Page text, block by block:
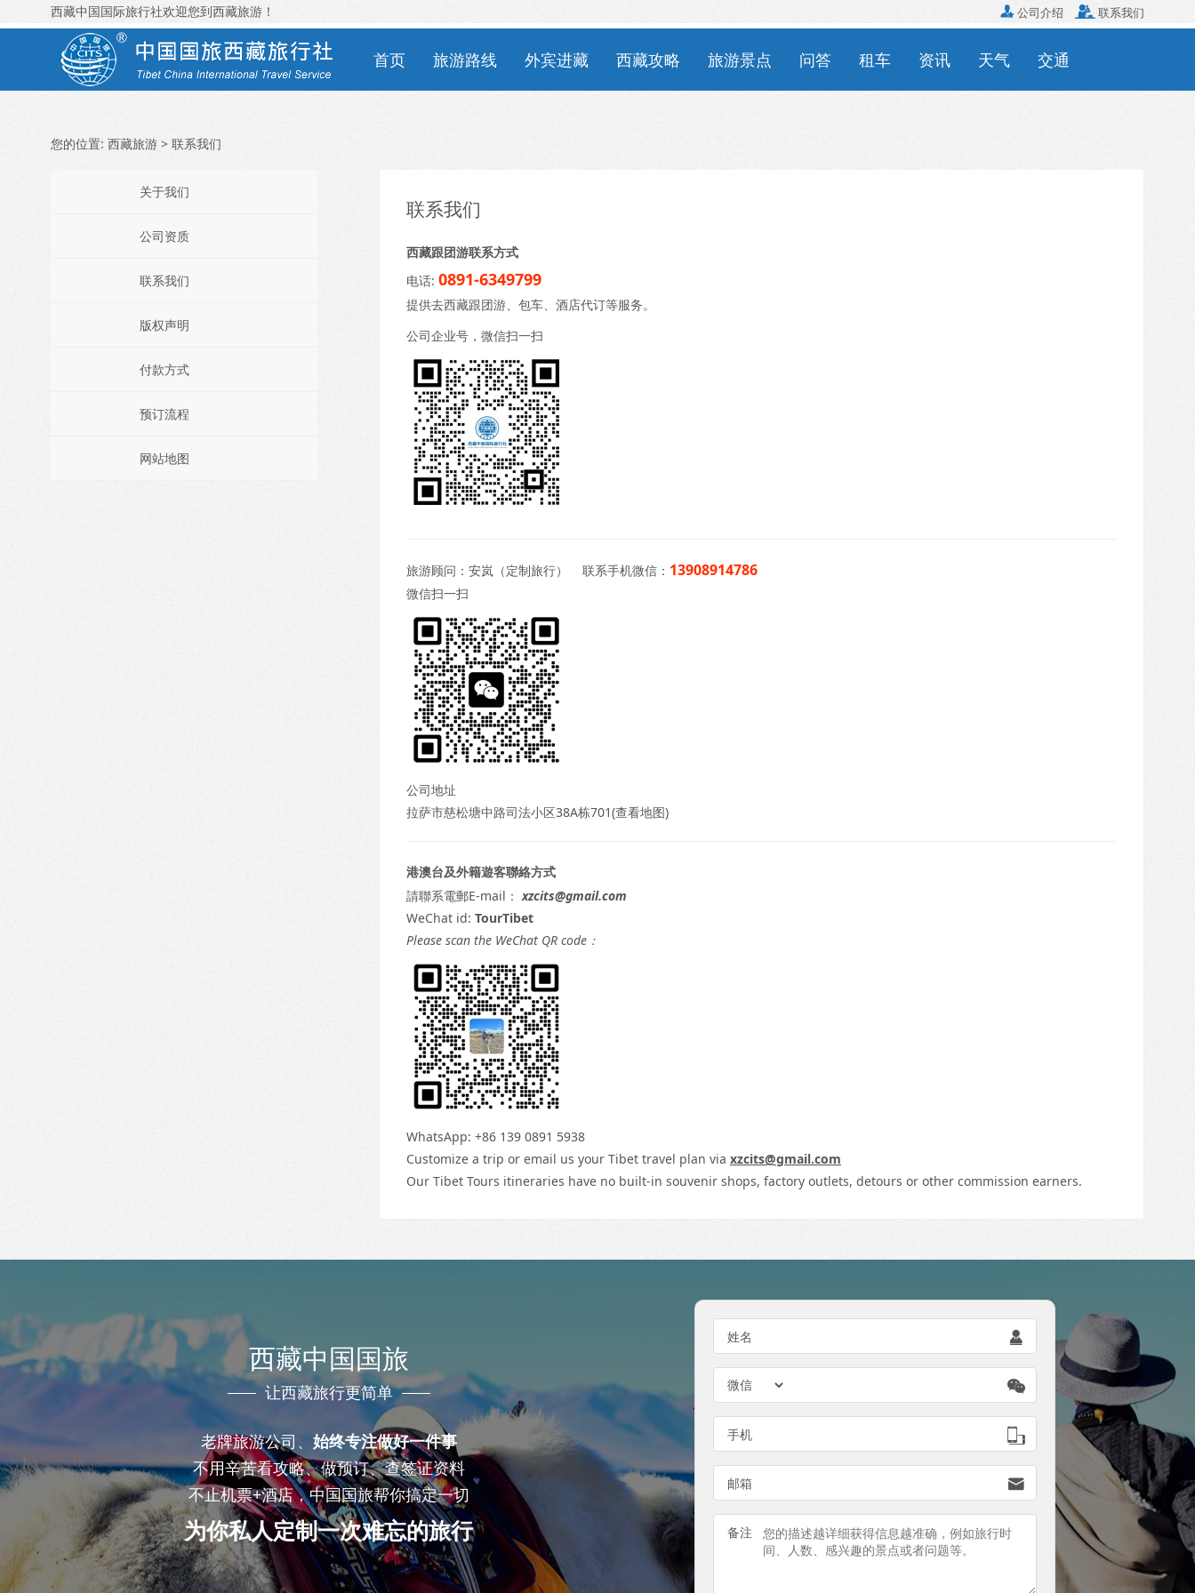
西藏中国国际旅行社欢迎您到西藏旅游！ 公司介绍  联系我们
首页 旅游路线 外宾进藏 西藏攻略 旅游景点 问答 租车 资讯 天气 交通
您的位置: 西藏旅游 > 联系我们
联系我们
西藏跟团游联系方式
电话: 0891-6349799
提供去西藏跟团游、包车、酒店代订等服务。
公司企业号，微信扫一扫
旅游顾问：安岚（定制旅行） 联系手机微信： 13908914786
微信扫一扫
公司地址
拉萨市慈松塘中路司法小区38A栋701(查看地图)
港澳台及外籍遊客聯絡方式
請聯系電郵E-mail：xzcits@gmail.com
WeChat id: TourTibet
Please scan the WeChat QR code：
WhatsApp: +86 139 0891 5938
Customize a trip or email us your Tibet travel plan via xzcits@gmail.com
Our Tibet Tours itineraries have no built-in souvenir shops, factory outlets, detours or other commission earners.
关于我们
公司资质
联系我们
版权声明
付款方式
预订流程
网站地图
西藏中国国旅
让西藏旅行更简单
老牌旅游公司、 始终专注做好一件事
不用辛苦看攻略、做预订、查签证资料
不止机票+酒店，中国国旅帮你搞定一切
为你私人定制一次难忘的旅行
姓名 

手机 
邮箱 
备注